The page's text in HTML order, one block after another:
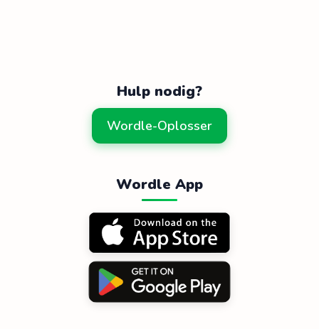
Hulp nodig?
Wordle-Oplosser
Wordle App